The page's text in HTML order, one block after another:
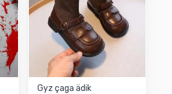
Gyz çaga ädik